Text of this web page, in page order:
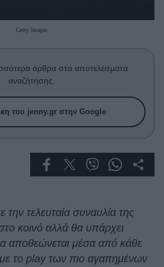
Getty Images
άρθρα στα αποτελέσματα
αναζήτησης.
του jenny.gr στην Google
τελευταία συναυλία της
κοινό αλλά θα υπάρχει
αποθεώνεται μέσα από κάθε
το play των πιο αγαπημένων